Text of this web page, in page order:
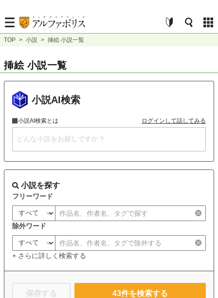
TOP > 小説 > 挿絵 小説一覧
挿絵 小説一覧
小説AI検索
小説AI検索とは ログインして話してみる
小説を探す
フリーワード
除外ワード
+ さらに詳しく検索する
保存する 43件を検索する